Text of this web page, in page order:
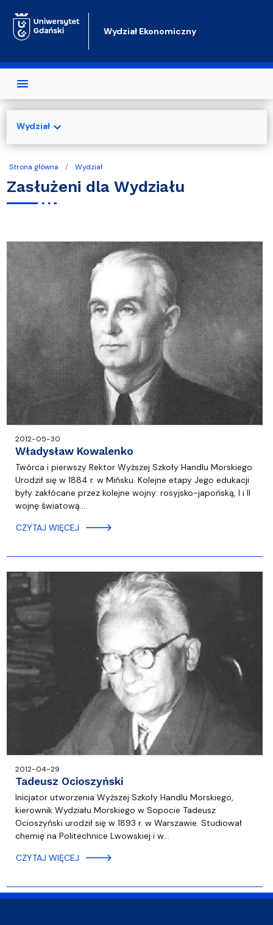
Wydział Ekonomiczny
Strona główna Wydział
Zasłużeni dla Wydziału
2012-05-30
Władysław Kowalenko
Twórca i pierwszy Rektor Wyższej Szkoły Handlu Morskiego
Urodził się w 1884 r. w Mińsku. Kolejne etapy Jego edukacji
były zakłócane przez kolejne wojny: rosyjsko-japońską, I i II
wojnę światową.…
CZYTAJ WIĘCEJ
2012-04-29
Tadeusz Ocioszyński
Inicjator utworzenia Wyższej Szkoły Handlu Morskiego,
kierownik Wydziału Morskiego w Sopocie Tadeusz
Ocioszyński urodził się w 1893 r. w Warszawie. Studiował
chemię na Politechnice Lwowskiej i w…
CZYTAJ WIĘCEJ
Wydziałexpand_more